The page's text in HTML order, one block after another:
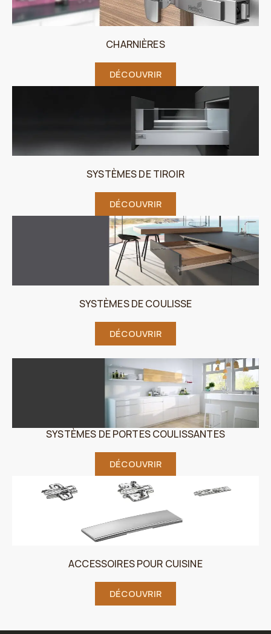
CHARNIÈRES
DÉCOUVRIR
SYSTÈMES DE TIROIR
DÉCOUVRIR
SYSTÈMES DE COULISSE
DÉCOUVRIR
SYSTÈMES DE PORTES COULISSANTES
DÉCOUVRIR
ACCESSOIRES POUR CUISINE
DÉCOUVRIR